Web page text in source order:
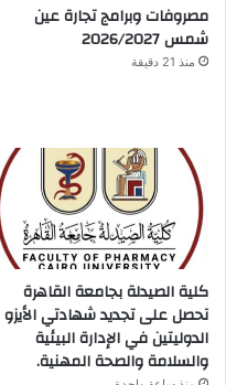
مصروفات وبرامج تجارة عين
شمس 2026/2027
منذ 21 دقيقة
كلية الصيدلة بجامعة القاهرة
تحصل على تجديد شهادتي الأيزو
الدوليتين في الإدارة البيئية
والسلامة والصحة المهنية.